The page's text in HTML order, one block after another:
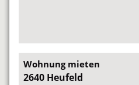
Wohnung mieten
2640 Heufeld